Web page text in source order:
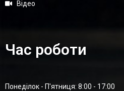
Відео
Час роботи
Понеділок - П'ятниця: 8:00 - 17:00